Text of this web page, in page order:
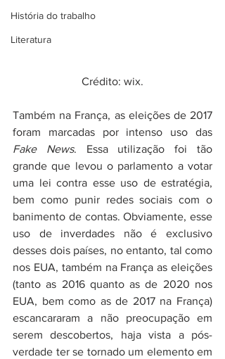
História do trabalho
Literatura
Crédito: wix.
Também na França, as eleições de 2017
Fake News. Essa utilização foi tão
grande que levou o parlamento a votar
uma lei contra esse uso de estratégia,
bem como punir redes sociais com o
banimento de contas. Obviamente, esse
uso de inverdades não é exclusivo
desses dois países, no entanto, tal como
nos EUA, também na França as eleições
(tanto as 2016 quanto as de 2020 nos
EUA, bem como as de 2017 na França)
escancararam a não preocupação em
serem descobertos, haja vista a pós-
verdade ter se tornado um elemento em